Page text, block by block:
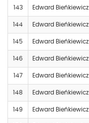
143 Edward Bieńkiewicz
144 Edward Bieńkiewicz
145 Edward Bieńkiewicz
146 Edward Bieńkiewicz
147 Edward Bieńkiewicz
148 Edward Bieńkiewicz
149 Edward Bieńkiewicz